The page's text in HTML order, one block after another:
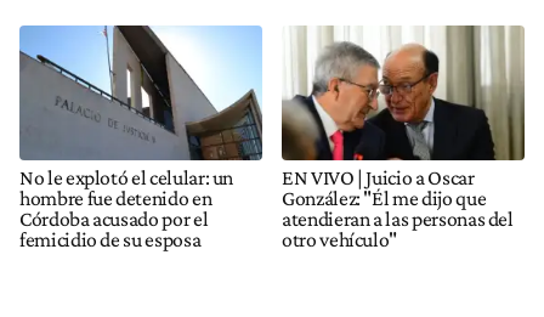
No le explotó el celular: un
hombre fue detenido en
Córdoba acusado por el
femicidio de su esposa
EN VIVO | Juicio a Oscar
González: "Él me dijo que
atendieran a las personas del
otro vehículo"